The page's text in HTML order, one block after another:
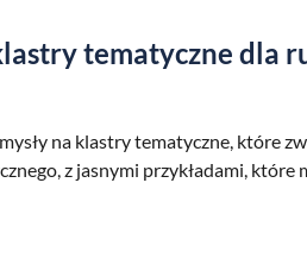
tematyczne dla
na klastry tematyczne, które
z jasnymi przykładami, które